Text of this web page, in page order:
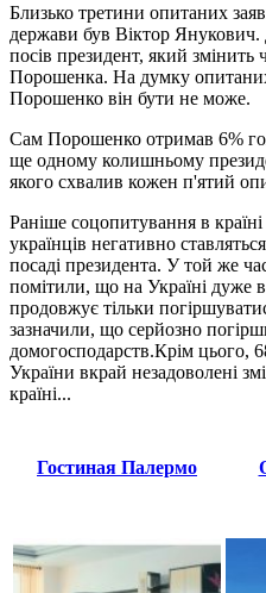
Близько третини опитаних
держави був Віктор Янукович.
посів президент, який
Порошенка. На думку
Порошенко він бути не може.
Сам Порошенко отримав 6%
ще одному колишньому
якого схвалив кожен п'ятий
Раніше соцопитування в
українців негативно
посаді президента. У той же
помітили, що на Україні дуже
продовжує тільки
зазначили, що серйозно
домогосподарств.Крім цього,
України вкрай незадоволені
країні...
Гостиная Палермо